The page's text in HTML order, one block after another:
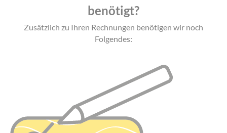
benötigt?
Zusätzlich zu Ihren Rechnungen benötigen wir noch
Folgendes: